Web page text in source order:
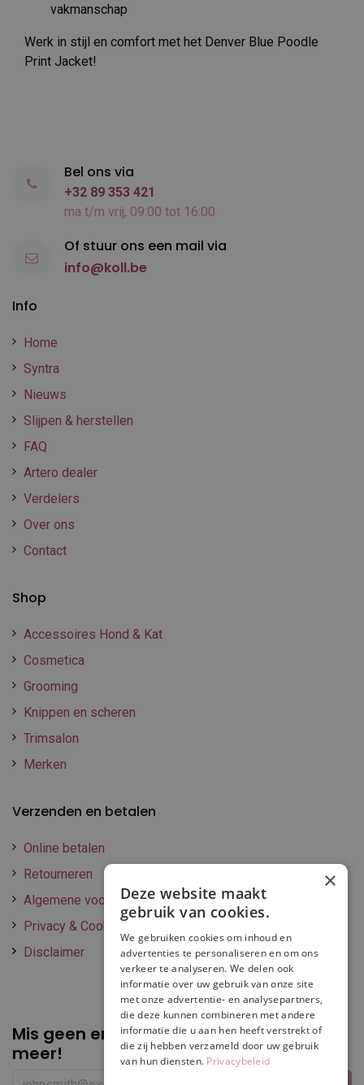
vakmanschap
Werk in stijl en comfort met het Denver Blue Poodle
Print Jacket!
Info
Home
Syntra
Nieuws
Slijpen & herstellen
FAQ
Artero dealer
Verdelers
Over ons
Contact
Shop
Accessoires Hond & Kat
Cosmetica
Grooming
Knippen en scheren
Trimsalon
Merken
Verzenden en betalen
Online betalen
Retourneren
Algemene voorwaarden
Privacy & Cookie policy
Disclaimer
Mis geen enkelepromotie of korting
meer!
Bel ons via
+32 89 353 421
ma t/m vrij, 09:00 tot 16:00
Of stuur ons een mail via
info@koll.be
×
Deze website maakt
gebruik van cookies.
We gebruiken cookies om inhoud en
advertenties te personaliseren en om ons
verkeer te analyseren. We delen ook
informatie over uw gebruik van onze site
met onze advertentie- en analysepartners,
die deze kunnen combineren met andere
informatie die u aan hen heeft verstrekt of
die zij hebben verzameld door uw gebruik
van hun diensten. Privacybeleid